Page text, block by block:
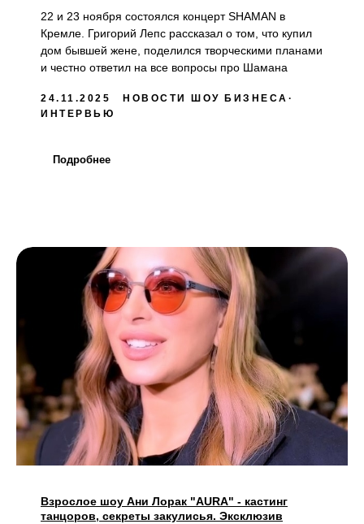
22 и 23 ноября состоялся концерт SHAMAN в
Кремле. Григорий Лепс рассказал о том, что купил
дом бывшей жене, поделился творческими планами
и честно ответил на все вопросы про Шамана
24.11.2025
НОВОСТИ ШОУ БИЗНЕСА
ИНТЕРВЬЮ
Подробнее
Взрослое шоу Ани Лорак "AURA" - кастинг
танцоров, секреты закулисья. Эксклюзив